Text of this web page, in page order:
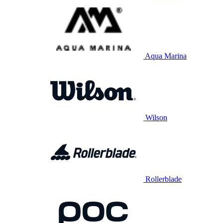
Aqua Marina
Wilson
Rollerblade